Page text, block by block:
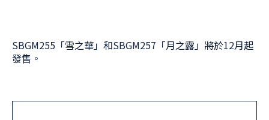
SBGM255「雪之華」和SBGM257「月之露」將於12月起
發售。